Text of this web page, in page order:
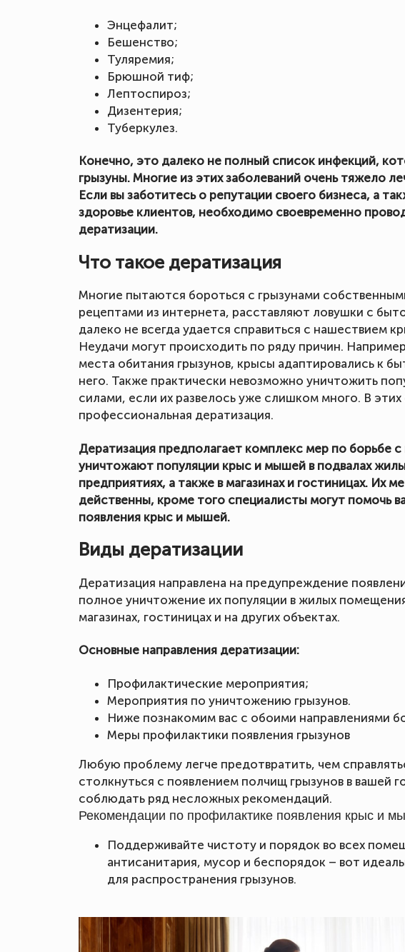
Энцефалит;
Бешенство;
Туляремия;
Брюшной тиф;
Лептоспироз;
Дизентерия;
Туберкулез.
Конечно, это далеко не полный список инфекций,
грызуны. Многие из этих заболеваний очень тяжело
Если вы заботитесь о репутации своего бизнеса, а
здоровье клиентов, необходимо своевременно
дератизации.
Что такое дератизация
Многие пытаются бороться с грызунами
рецептами из интернета, расставляют ловушки с
далеко не всегда удается справиться с нашествием
Неудачи могут происходить по ряду причин.
места обитания грызунов, крысы адаптировались к
него. Также практически невозможно уничтожить
силами, если их развелось уже слишком много. В
профессиональная дератизация.
Дератизация предполагает комплекс мер по борьбе
уничтожают популяции крыс и мышей в подвалах
предприятиях, а также в магазинах и гостиницах. Их
действенны, кроме того специалисты могут помочь
появления крыс и мышей.
Виды дератизации
Дератизация направлена на предупреждение
полное уничтожение их популяции в жилых
магазинах, гостиницах и на других объектах.
Основные направления дератизации:
Профилактические мероприятия;
Мероприятия по уничтожению грызунов.
Ниже познакомим вас с обоими направлениями
Меры профилактики появления грызунов
Любую проблему легче предотвратить, чем
столкнуться с появлением полчищ грызунов в вашей
соблюдать ряд несложных рекомендаций.
Рекомендации по профилактике появления крыс и
Поддерживайте чистоту и порядок во всех
антисанитария, мусор и беспорядок – вот
для распространения грызунов.